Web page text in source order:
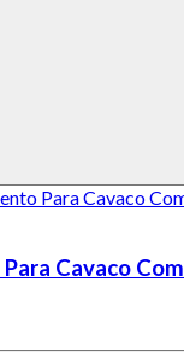
Cavaco